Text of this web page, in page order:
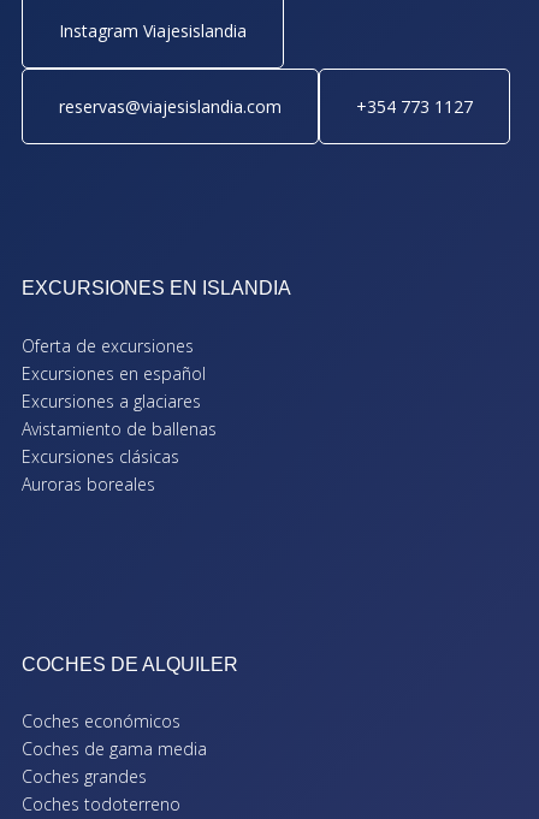
Instagram Viajesislandia
reservas@viajesislandia.com +354 773 1127
EXCURSIONES EN ISLANDIA
Oferta de excursiones
Excursiones en español
Excursiones a glaciares
Avistamiento de ballenas
Excursiones clásicas
Auroras boreales
COCHES DE ALQUILER
Coches económicos
Coches de gama media
Coches grandes
Coches todoterreno